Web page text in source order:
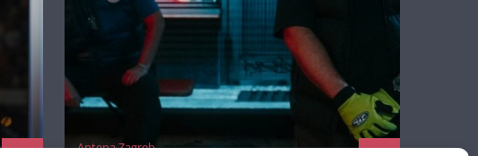
Antena Zagreb